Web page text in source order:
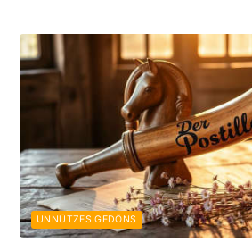
UNNÜTZES GEDÖNS